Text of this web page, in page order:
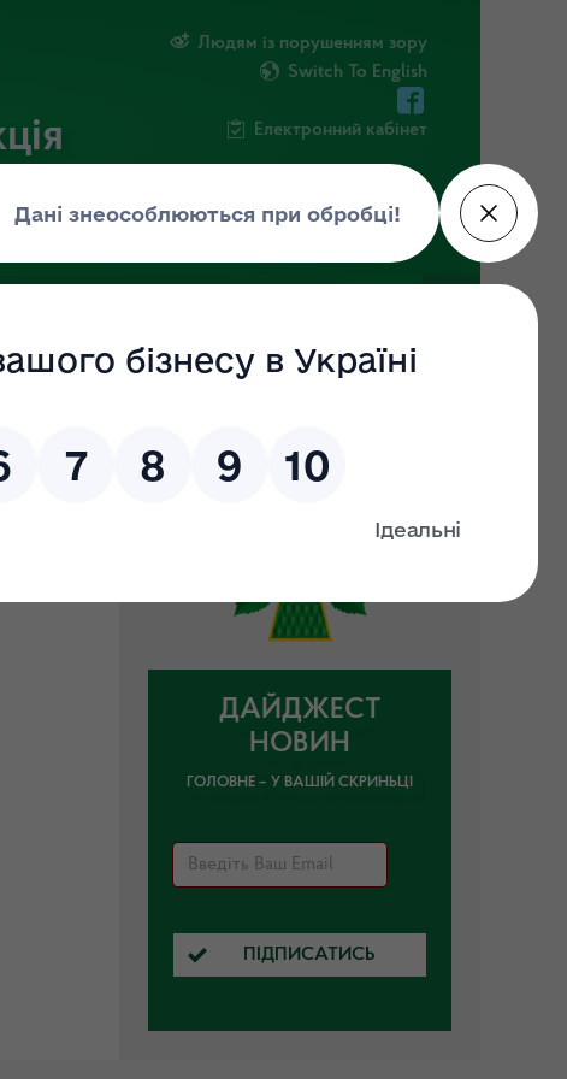
Людям із порушенням зору
Switch To English
Електронний кабінет
ДАЙДЖЕСТ
НОВИН
ГОЛОВНЕ – У ВАШІЙ СКРИНЬЦІ
ПІДПИСАТИСЬ